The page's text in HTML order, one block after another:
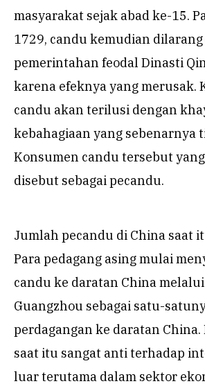
masyarakat sejak abad ke-15.
1729, candu kemudian
pemerintahan feodal Dinasti
karena efeknya yang merusak.
candu akan terilusi dengan
kebahagiaan yang sebenarnya
Konsumen candu tersebut
disebut sebagai pecandu.
Jumlah pecandu di China saat
Para pedagang asing mulai
candu ke daratan China
Guangzhou sebagai satu-
perdagangan ke daratan
saat itu sangat anti terhadap
luar terutama dalam sektor